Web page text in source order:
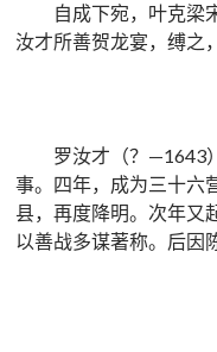
自成下宛，叶克梁
汝才所善贺龙宴，缚之
罗汝才（？—1643
事。四年，成为三十六
县，再度降明。次年又
以善战多谋著称。后因